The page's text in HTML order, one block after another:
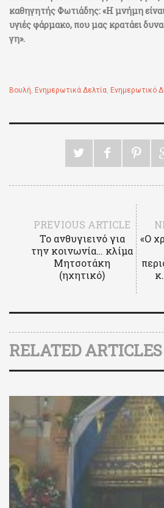
καθηγητής Φωτιάδης: «Η μνήμη
υγιές φάρμακο, που μας κρατάει
γη».
Βουλή, Ενημερωτικά Δελτία, Ενημερωτικό
PREVIOUS ARTICLE
Το ανθυγιεινό για
την κοινωνία… κλίμα
Μητσοτάκη
(ηχητικό)
«Ο
RELATED ARTICLES